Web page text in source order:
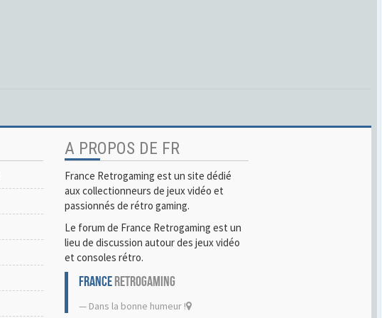
A PROPOS DE FR
France Retrogaming est un site dédié
aux collectionneurs de jeux vidéo et
passionnés de rétro gaming.
Le forum de France Retrogaming est un
lieu de discussion autour des jeux vidéo
et consoles rétro.
FRANCERETROGAMING
Dans la bonne humeur !